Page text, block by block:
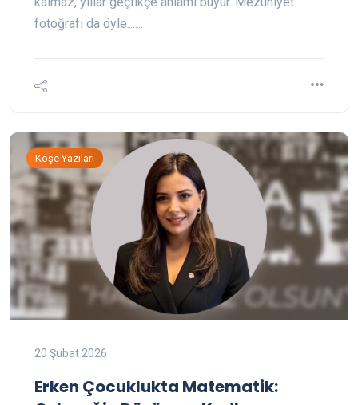
fotoğrafı da öyle……
Köşe Yazıları
20 Şubat 2026
Erken Çocuklukta Matematik: